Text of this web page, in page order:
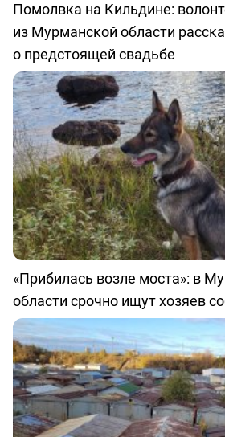
Помолвка на Кильдине:
из Мурманской области
о предстоящей свадьбе
«Прибилась возле моста»: в
области срочно ищут хозяев